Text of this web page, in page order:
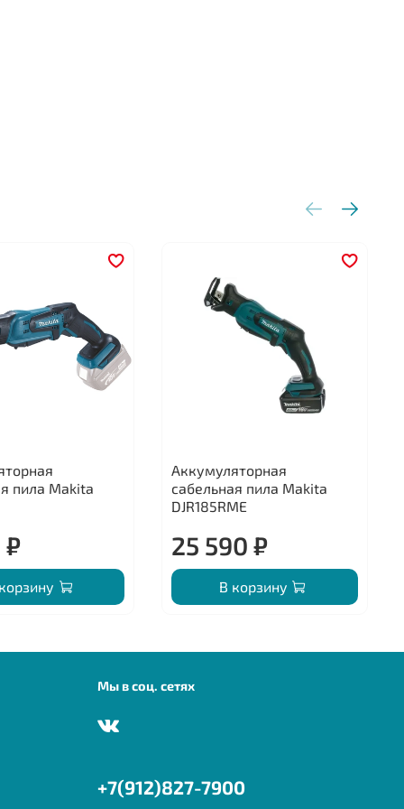
пила Makita
₽
Аккумуляторная
сабельная пила Makita
DJR185RME
25 590 ₽
В корзину
Мы в соц. сетях
+7(912)827-7900